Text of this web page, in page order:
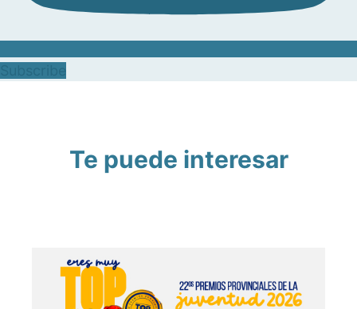
Te puede interesar